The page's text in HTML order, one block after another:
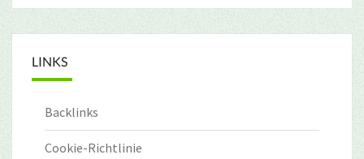
LINKS
Backlinks
Cookie-Richtlinie